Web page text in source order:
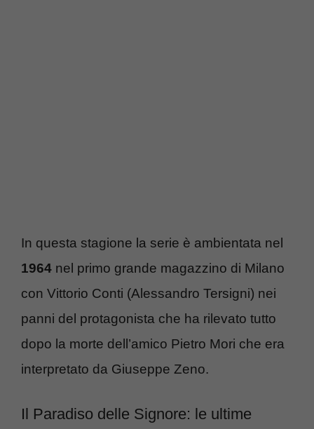
In questa stagione la serie è ambientata nel
1964 nel primo grande magazzino di Milano
con Vittorio Conti (Alessandro Tersigni) nei
panni del protagonista che ha rilevato tutto
dopo la morte dell’amico Pietro Mori che era
interpretato da Giuseppe Zeno.
Il Paradiso delle Signore: le ultime